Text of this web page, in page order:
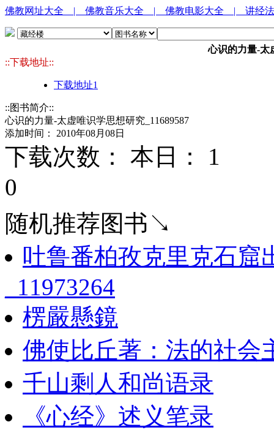
佛教网址大全 | 佛教音乐大全 | 佛教电影大全 | 讲经
心识的力量-太
::下载地址::
下载地址1
::图书简介::
心识的力量-太虚唯识学思想研究_11689587
添加时间： 2010年08月08日
下载次数： 本日： 1
0
随机推荐图书↘
吐鲁番柏孜克里克石窟
_11973264
楞嚴懸鏡
佛使比丘著：法的社会
千山剩人和尚语录
《心经》述义笔录